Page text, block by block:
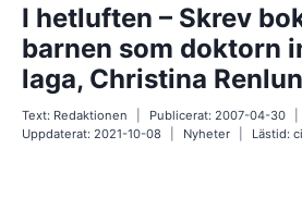
I hetluften – Skrev
barnen som doktorn
laga, Christina
Text: Redaktionen Publicerat: 2007-04-30
Uppdaterat: 2021-10-08 Nyheter Lästid: